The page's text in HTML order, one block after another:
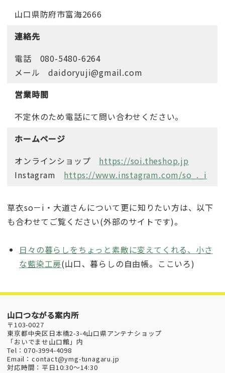
山口県防府市富海2666
連絡先
電話 080-5480-6264
メール daidoryuji@gmail.com
営業時間
不定休のため電話にて問い合わせください。
ホームページ
オンラインショップ https://soi.theshop.jp
Instagram https://www.instagram.com/so_._i
草衣so－i・大道さんについて更に知りたい方は、以下
も合わせてご覧ください(外部のサイトです)。
日々の暮らしをちょっと素敵に変えてくれる、小さ
な藍染工房(山口、暮らしの自由帳。ここいろ)
山口つながる案内所
〒103-0027
東京都中央区日本橋2-3-4山口県アンテナショップ
「おいでませ山口館」内
Tel：070-3994-4098
Email：contact@ymg-tunagaru.jp
対応時間：平日10:30～14:30